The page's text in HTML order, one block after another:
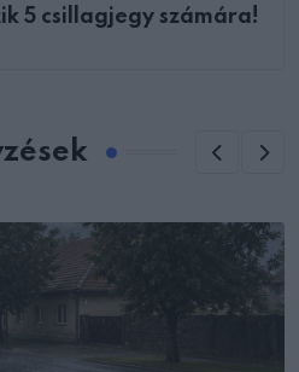
5 csillagjegy számára!